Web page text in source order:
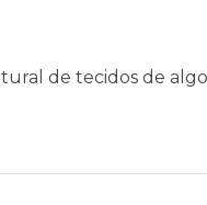
de tecidos de